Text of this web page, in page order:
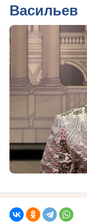
Васильев